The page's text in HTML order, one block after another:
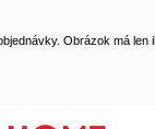
Obrázok má len